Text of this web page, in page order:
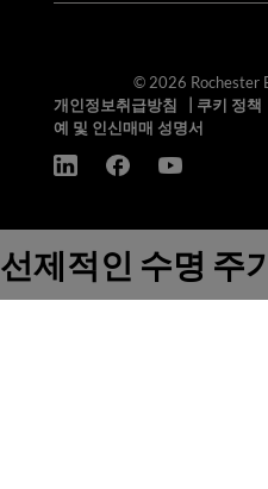
© 2026 Rochester
개인정보취급방침
쿠키 정책
예 및 인신매매 성명서
선제적인 수명 주